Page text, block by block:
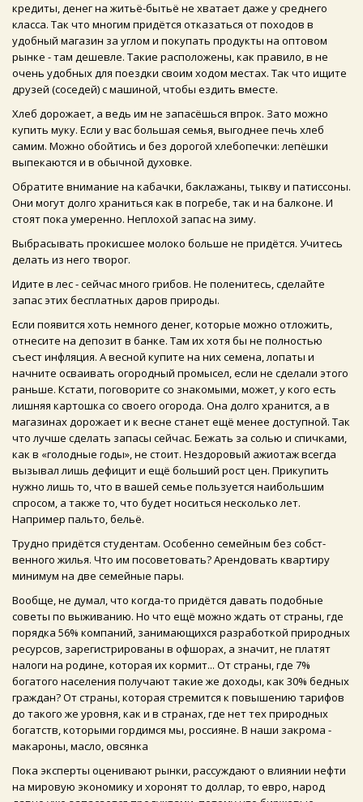
кредиты, денег на житьё-бытьё не хватает даже у среднего
класса. Так что многим придётся отказаться от походов в
удобный магазин за углом и покупать продукты на оптовом
рынке - там дешевле. Такие расположены, как правило, в не
очень удобных для поездки своим ходом местах. Так что ищите
друзей (соседей) с машиной, чтобы ездить вместе.
Хлеб дорожает, а ведь им не запасёшься впрок. Зато можно
купить муку. Если у вас большая семья, выгоднее печь хлеб
самим. Можно обойтись и без дорогой хлебопечки: лепёшки
выпекаются и в обычной духовке.
Обратите внимание на кабачки, баклажаны, тыкву и патиссоны.
Они могут долго храниться как в погребе, так и на балконе. И
стоят пока умеренно. Неплохой запас на зиму.
Выбрасывать прокисшее молоко больше не придётся. Учитесь
делать из него творог.
Идите в лес - сейчас много грибов. Не поленитесь, сделайте
запас этих бесплатных даров природы.
Если появится хоть немного денег, которые можно отложить,
отнесите на депозит в банке. Там их хотя бы не полностью
съест инфляция. А весной купите на них семена, лопаты и
начните осваивать огородный промысел, если не сделали этого
раньше. Кстати, поговорите со знакомыми, может, у кого есть
лишняя картошка со своего огорода. Она долго хранится, а в
магазинах дорожает и к весне станет ещё менее доступной. Так
что лучше сделать запасы сейчас. Бежать за солью и спичками,
как в «голодные годы», не стоит. Нездоровый ажиотаж всегда
вызывал лишь дефицит и ещё больший рост цен. Прикупить
нужно лишь то, что в вашей семье пользуется наибольшим
спросом, а также то, что будет носиться несколько лет.
Например пальто, бельё.
Трудно придётся студентам. Особенно семейным без собст-
венного жилья. Что им посоветовать? Арендовать квартиру
минимум на две семейные пары.
Вообще, не думал, что когда-то придётся давать подобные
советы по выживанию. Но что ещё можно ждать от страны, где
порядка 56% компаний, занимающихся разработкой природных
ресурсов, зарегистрированы в офшорах, а значит, не платят
налоги на родине, которая их кормит... От страны, где 7%
богатого населения получают такие же доходы, как 30% бедных
граждан? От страны, которая стремится к повышению тарифов
до такого же уровня, как и в странах, где нет тех природных
богатств, которыми гордимся мы, россияне. В наши закрома -
макароны, масло, овсянка
Пока эксперты оценивают рынки, рассуждают о влиянии нефти
на мировую экономику и хоронят то доллар, то евро, народ